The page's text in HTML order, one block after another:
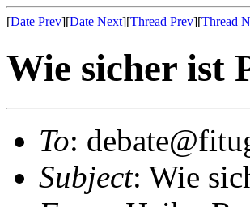
[Date Prev][Date Next][Thread Prev][Thread
Wie sicher ist
To:
Subject: Wie